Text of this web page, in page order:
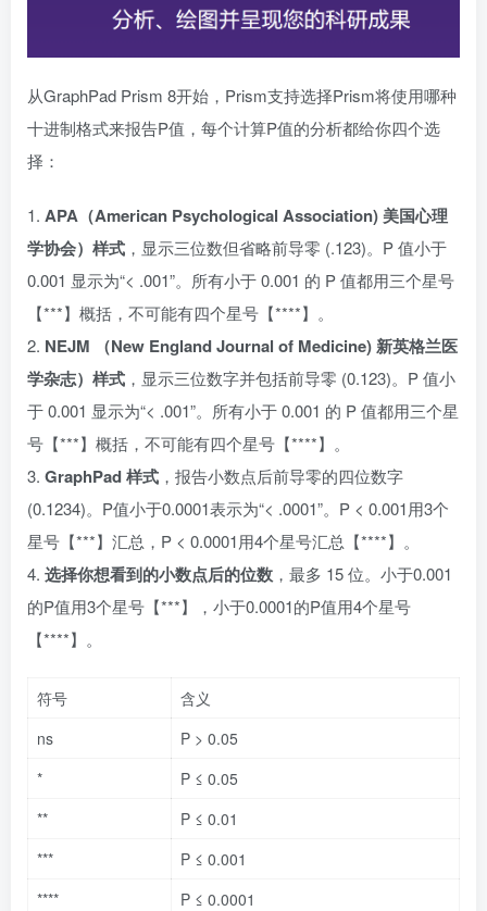
从GraphPad Prism 8开始，Prism支持选择Prism将使用哪种
十进制格式来报告P值，每个计算P值的分析都给你四个选
择：
1. APA（American Psychological Association) 美国心理
学协会）样式 ，显示三位数但省略前导零 (.123)。P 值小于
0.001 显示为“< .001”。所有小于 0.001 的 P 值都用三个星号
【***】概括，不可能有四个星号【****】。
2. NEJM （New England Journal of Medicine) 新英格兰医
学杂志）样式 ，显示三位数字并包括前导零 (0.123)。P 值小
于 0.001 显示为“< .001”。所有小于 0.001 的 P 值都用三个星
号【***】概括，不可能有四个星号【****】。
3. GraphPad 样式 ，报告小数点后前导零的四位数字
(0.1234)。P值小于0.0001表示为“< .0001”。P < 0.001用3个
星号【***】汇总，P < 0.0001用4个星号汇总【****】。
4. 选择你想看到的小数点后的位数 ，最多 15 位。小于0.001
的P值用3个星号【***】，小于0.0001的P值用4个星号
【****】。
符号
含义
ns
P > 0.05
*
P ≤ 0.05
**
P ≤ 0.01
***
P ≤ 0.001
****
P ≤ 0.0001